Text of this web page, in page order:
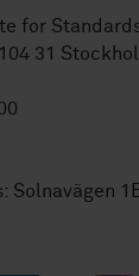
for
31
Solnavägen